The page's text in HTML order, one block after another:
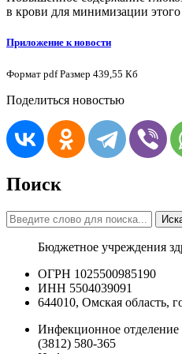
в крови для минимизации этого
Приложение к новости
Формат pdfРазмер 439,55 Кб
Поделиться новостью
Поиск
Бюджетное учреждения
ОГРН 1025500985190
ИНН 5504039091
644010, Омская область,
Инфекционное
(3812) 580-365